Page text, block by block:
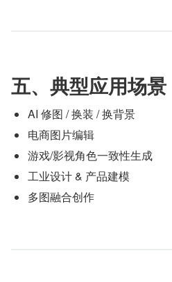
五、典型应用场景
AI 修图 / 换装 / 换背景
电商图片编辑
游戏/影视角色一致性生成
工业设计 & 产品建模
多图融合创作